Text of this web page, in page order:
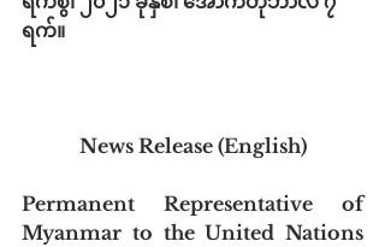
ရက်။
News Release (English)
Permanent Representative of
Myanmar to the United Nations